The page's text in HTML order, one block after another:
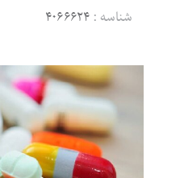
شناسه : ۴۰۶۶۶۲۴